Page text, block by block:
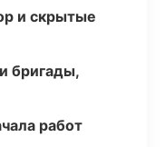
и скрытые
бригады,
работ